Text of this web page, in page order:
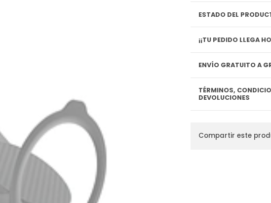
ESTADO DEL
ENVÍO GRATUITO A
TÉRMINOS,
DEVOLUCIONES
Compartir este